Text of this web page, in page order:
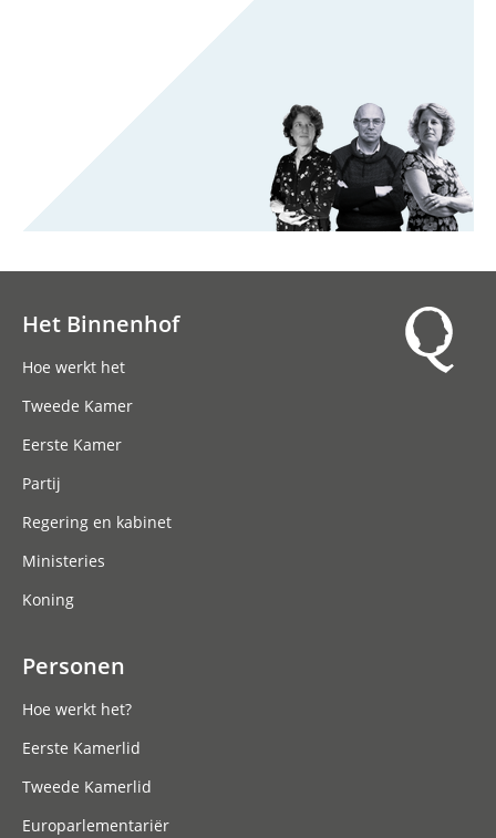
Het Binnenhof
Hoe werkt het
Tweede Kamer
Eerste Kamer
Partij
Regering en kabinet
Ministeries
Koning
Personen
Hoe werkt het?
Eerste Kamerlid
Tweede Kamerlid
Europarlementariër